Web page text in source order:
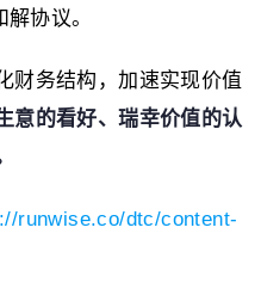
协议。
财务结构，加速实现价值
意的看好、瑞幸价值的认
runwise.co/dtc/content-